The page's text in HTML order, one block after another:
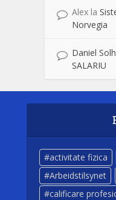
Alex la
Norvegia
Daniel
SALARIU
activitate fizica
Arbeidstilsynet
calificare